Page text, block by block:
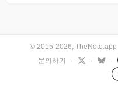
© 2015-2026, TheNote.app
문의하기
· · ·